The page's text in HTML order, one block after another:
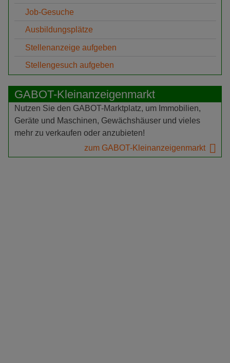
Job-Gesuche
Ausbildungsplätze
Stellenanzeige aufgeben
Stellengesuch aufgeben
GABOT-Kleinanzeigenmarkt
Nutzen Sie den GABOT-Marktplatz, um Immobilien,
Geräte und Maschinen, Gewächshäuser und vieles
mehr zu verkaufen oder anzubieten!
zum GABOT-Kleinanzeigenmarkt